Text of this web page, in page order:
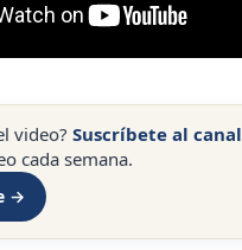
video?Suscríbete al canal
cada semana.
→